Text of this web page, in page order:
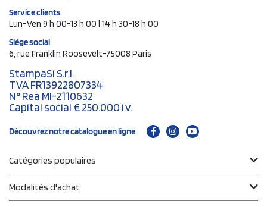
Service clients
Lun-Ven 9 h 00-13 h 00 | 14 h 30-18 h 00
Siège social
6, rue Franklin Roosevelt-75008 Paris
StampaSi S.r.l.
TVA FR13922807334
N° Rea MI-2110632
Capital social € 250.000 i.v.
Découvrez notre catalogue en ligne
Catégories populaires
Modalités d'achat